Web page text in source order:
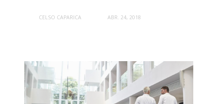
CELSO CAPARICA ABR. 24, 2018